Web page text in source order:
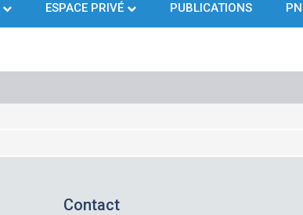
ESPACE PRIVÉ PUBLICATIONS
Contact